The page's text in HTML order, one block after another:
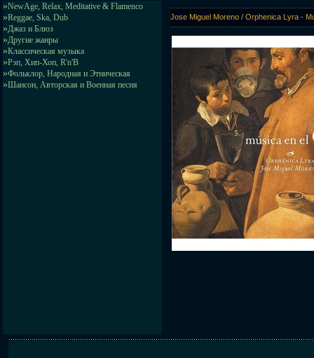
»NewAge, Relax, Meditative & Flamenco
»Reggae, Ska, Dub
»Джаз и Блюз
»Другие жанры
»Классическая музыка
»Рэп, Хип-Хоп, R'n'B
»Фольклор, Народная и Этническая
»Шансон, Авторская и Военная песня
Jose Miguel Moreno / Orphenica Lyra -